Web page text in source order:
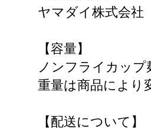
ヤマダイ株式会社
【容量】
ノンフライカップ
重量は商品により
【配送について】